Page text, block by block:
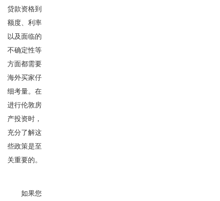
贷款资格到
额度、利率
以及面临的
不确定性等
方面都需要
海外买家仔
细考量。在
进行伦敦房
产投资时，
充分了解这
些政策是至
关重要的。
如果您